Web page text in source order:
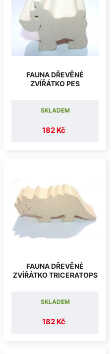
FAUNA DŘEVĚNÉ
ZVÍŘÁTKO PES
182 Kč
SKLADEM
FAUNA DŘEVĚNÉ
ZVÍŘÁTKO TRICERATOPS
182 Kč
SKLADEM